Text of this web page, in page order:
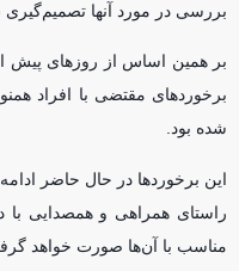
بررسی در مورد آنها
بر همین اساس از روزهای پیش
برخوردهای مقتضی با افراد
شده بود.
این برخوردها در حال حاضر
راستای همراهی و همصدایی با
مناسب با آن‌ها صورت خواهد